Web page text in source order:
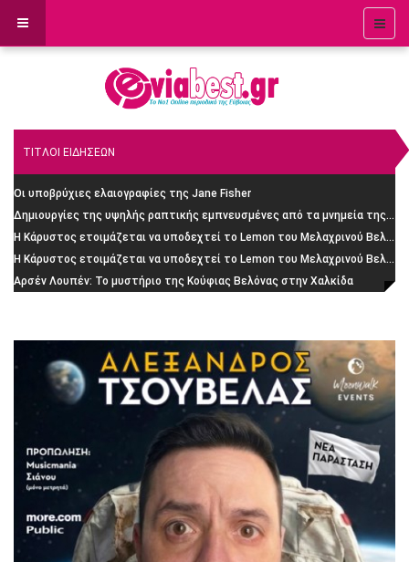
ΤΙΤΛΟΙ ΕΙΔΗΣΕΩΝ
Οι υποβρύχιες ελαιογραφίες της Jane Fisher
Δημιουργίες της υψηλής ραπτικής εμπνευσμένες από τα μνημεία της Ρώμης
H Κάρυστος ετοιμάζεται να υποδεχτεί το Lemon του Μελαχρινού Βελέντζα: H απίστευτη ιστορία
H Κάρυστος ετοιμάζεται να υποδεχτεί το Lemon του Μελαχρινού Βελέντζα
Αρσέν Λουπέν: Το μυστήριο της Κούφιας Βελόνας στην Χαλκίδα